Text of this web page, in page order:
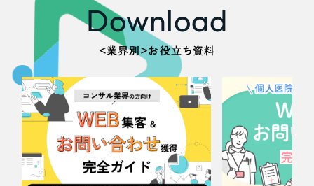
Download
＜業界別＞お役立ち資料